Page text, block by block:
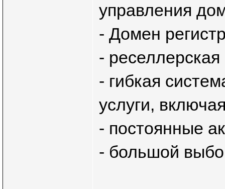
управления
- Домен
-
- гибкая
услуги,
- постоянные
- большой